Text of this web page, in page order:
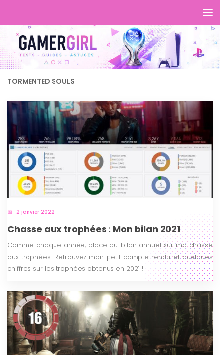
TORMENTED SOULS
2 janvier 2022
Chasse aux trophées : Mon bilan 2021
Comme chaque année, place au bilan annuel sur ma chasse
aux trophées. Retrouvez mon petit compte rendu et quelques
chiffres sur les trophées obtenus en 2021 !